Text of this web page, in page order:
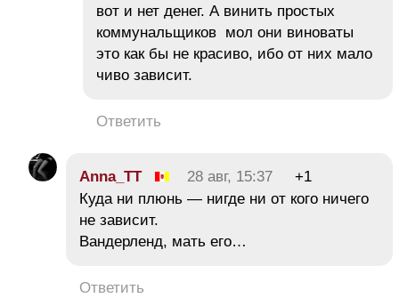
вот и нет денег. А винить простых
коммунальщиков мол они виноваты
это как бы не красиво, ибо от них мало
чиво зависит.
Ответить
Anna_TT 28 авг, 15:37
+1
Куда ни плюнь — нигде ни от кого ничего
не зависит.
Вандерленд, мать его…
Ответить